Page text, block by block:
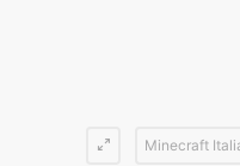
Minecraft